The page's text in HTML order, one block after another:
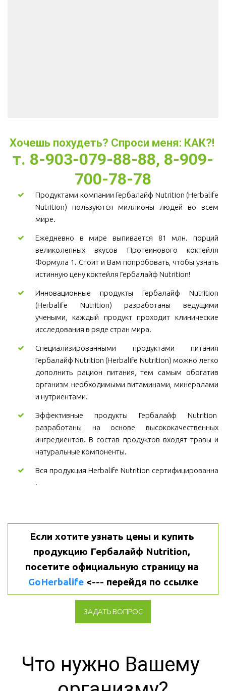
Хочешь похудеть? Спроси меня: КАК?!
т. 8-903-079-88-88, 8-909-
700-78-78
Продуктами компании Гербалайф Nutrition (Herbalife
Nutrition) пользуются миллионы людей во всем
мире.
Ежедневно в мире выпивается 81 млн. порций
великолепных вкусов Протеинового коктейля
Формула 1. Стоит и Вам попробовать, чтобы узнать
истинную цену коктейля Гербалайф Nutrition!
Инновационные продукты Гербалайф Nutrition
(Herbalife Nutrition) разработаны ведущими
учеными, каждый продукт проходит клинические
исследования в ряде стран мира.
Специализированными продуктами питания
Гербалайф Nutrition (Herbalife Nutrition) можно легко
дополнить рацион питания, тем самым обогатив
организм необходимыми витаминами, минералами
и нутриентами.
Эффективные продукты Гербалайф Nutrition
разработаны на основе высококачественных
ингредиентов. В состав продуктов входят травы и
натуральные компоненты.
Вся продукция Herbalife Nutrition сертифицированна
.
Если хотите узнать цены и купить
продукцию Гербалайф Nutrition,
GoHerbalife <--- перейдя по ссылке
ЗАДАТЬ ВОПРОС
Что нужно Вашему